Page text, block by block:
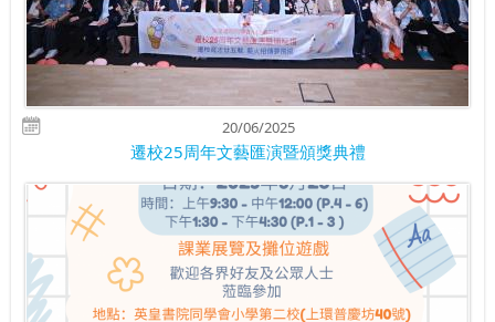
20/06/2025
遷校25周年文藝匯演暨頒獎典禮